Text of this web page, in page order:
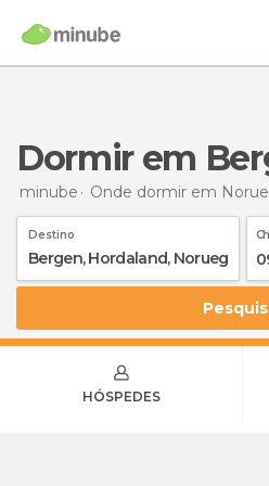
Dormir em
minube Onde dormir em
Destino
HÓSPEDES